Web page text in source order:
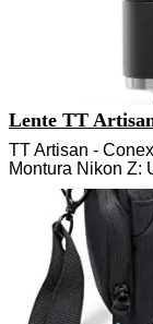
Lente TT
TT Artisan -
Montura Nikon Z: